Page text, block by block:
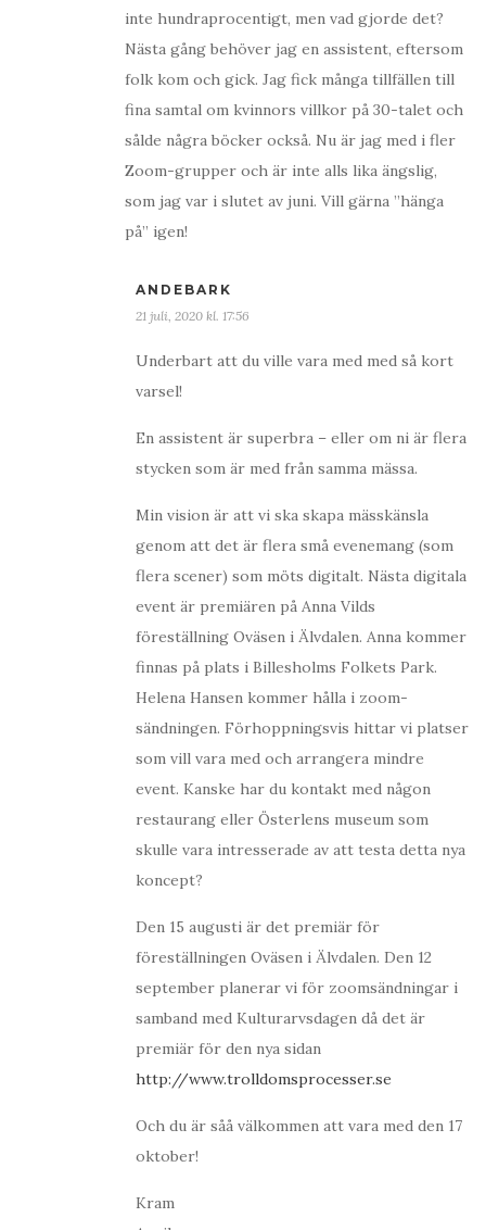
inte hundraprocentigt, men vad gjorde det?
Nästa gång behöver jag en assistent, eftersom
folk kom och gick. Jag fick många tillfällen till
fina samtal om kvinnors villkor på 30-talet och
sålde några böcker också. Nu är jag med i fler
Zoom-grupper och är inte alls lika ängslig,
som jag var i slutet av juni. Vill gärna ”hänga
på” igen!
ANDEBARK
21 juli, 2020 kl. 17:56
Underbart att du ville vara med med så kort
varsel!
En assistent är superbra – eller om ni är flera
stycken som är med från samma mässa.
Min vision är att vi ska skapa mässkänsla
genom att det är flera små evenemang (som
flera scener) som möts digitalt. Nästa digitala
event är premiären på Anna Vilds
föreställning Oväsen i Älvdalen. Anna kommer
finnas på plats i Billesholms Folkets Park.
Helena Hansen kommer hålla i zoom-
sändningen. Förhoppningsvis hittar vi platser
som vill vara med och arrangera mindre
event. Kanske har du kontakt med någon
restaurang eller Österlens museum som
skulle vara intresserade av att testa detta nya
koncept?
Den 15 augusti är det premiär för
föreställningen Oväsen i Älvdalen. Den 12
september planerar vi för zoomsändningar i
samband med Kulturarvsdagen då det är
premiär för den nya sidan
http://www.trolldomsprocesser.se
Och du är såå välkommen att vara med den 17
oktober!
Kram